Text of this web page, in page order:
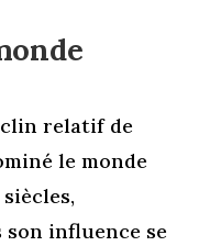
relatif de
le monde
son influence se